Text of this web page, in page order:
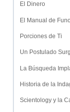
El Dinero
El Manual de
Porciones de Ti
Un Postulado
La Búsqueda
Historia de la
Scientology y la